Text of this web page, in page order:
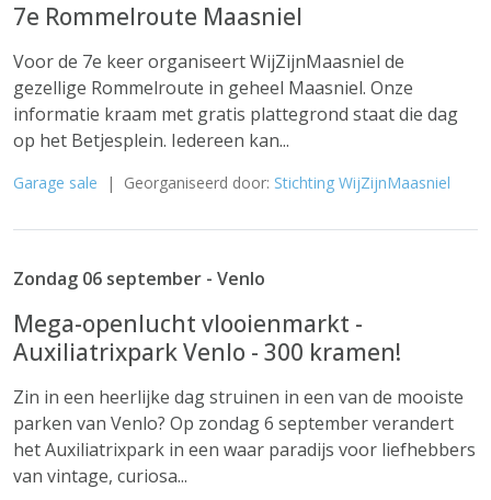
7e Rommelroute Maasniel
Voor de 7e keer organiseert WijZijnMaasniel de
gezellige Rommelroute in geheel Maasniel. Onze
informatie kraam met gratis plattegrond staat die dag
op het Betjesplein. Iedereen kan...
Garage sale | Georganiseerd door: Stichting WijZijnMaasniel
Zondag 06 september - Venlo
Mega-openlucht vlooienmarkt -
Auxiliatrixpark Venlo - 300 kramen!
Zin in een heerlijke dag struinen in een van de mooiste
parken van Venlo? Op zondag 6 september verandert
het Auxiliatrixpark in een waar paradijs voor liefhebbers
van vintage, curiosa...